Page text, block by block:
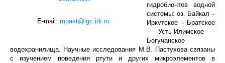
E-mail: mpast@igc.irk.ru
гидробионтов водной
системы: оз. Байкал –
Иркутское – Братское
– Усть-Илимское –
Богучанское
водохранилища. Научные исследования М.В. Пастухова связаны
с изучением поведения ртути и других микроэлементов в